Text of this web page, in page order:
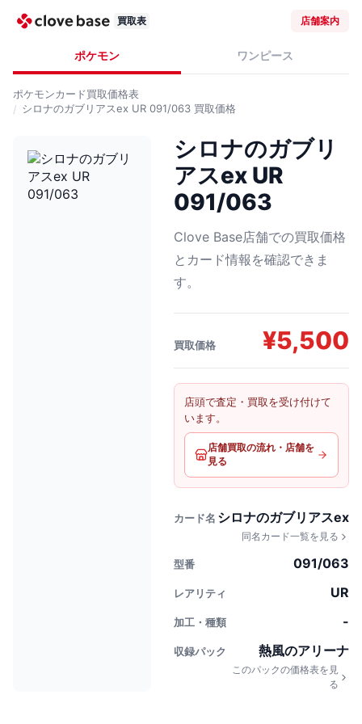
買取表 店舗案内
ポケモン ワンピース
ポケモンカード買取価格表
シロナのガブリアスex UR 091/063 買取価格
シロナのガブリ
アスex UR
091/063
Clove Base店舗での買取価格
とカード情報を確認できま
す。
買取価格 ¥5,500
店頭で査定・買取を受け付けて
います。
店舗買取の流れ・店舗を
見る
カード名 シロナのガブリアスex
同名カード一覧を見る
型番 091/063
レアリティ UR
加工・種類 -
収録パック 熱風のアリーナ
このパックの価格表を見
る